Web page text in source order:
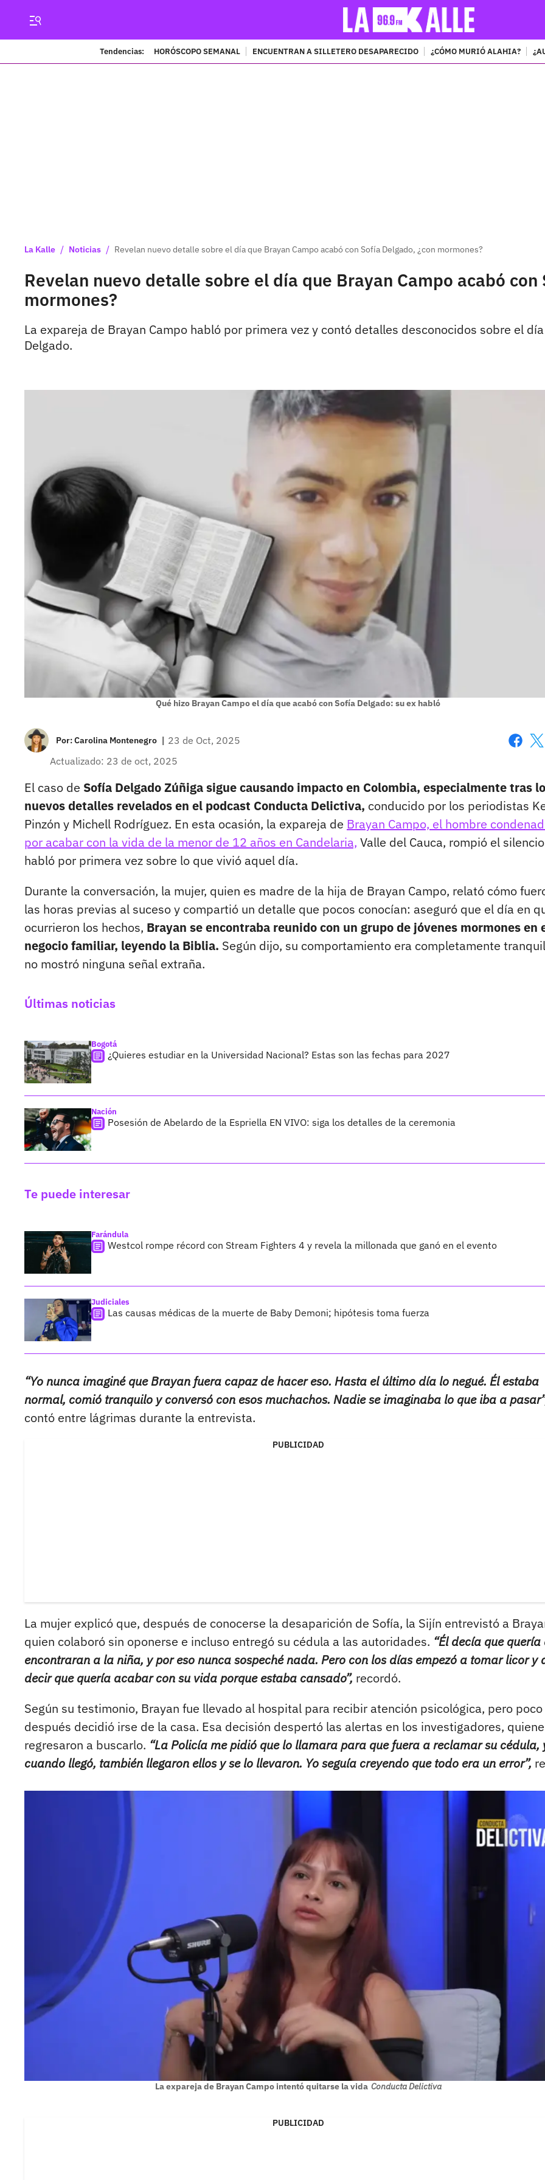
Tendencias: HORÓSCOPO SEMANAL ENCUENTRAN A SILLETERO DESAPARECIDO ¿CÓMO MURIÓ ALAHIA?
La Kalle / Noticias / Revelan nuevo detalle sobre el día que Brayan Campo acabó con Sofía Delgado, ¿con mormones?
Revelan nuevo detalle sobre el día que Brayan Campo acabó con
mormones?
La expareja de Brayan Campo habló por primera vez y contó detalles desconocidos sobre el
Delgado.
Qué hizo Brayan Campo el día que acabó con Sofía Delgado: su ex habló
Por:Carolina Montenegro | 23 de Oct, 2025
Actualizado: 23 de oct, 2025
El caso de Sofía Delgado Zúñiga sigue causando impacto en Colombia, especialmente tras
nuevos detalles revelados en el podcast Conducta Delictiva, conducido por los periodistas
Pinzón y Michell Rodríguez. En esta ocasión, la expareja de Brayan Campo, el hombre
por acabar con la vida de la menor de 12 años en Candelaria, Valle del Cauca, rompió el
habló por primera vez sobre lo que vivió aquel día.
Durante la conversación, la mujer, quien es madre de la hija de Brayan Campo, relató cómo
las horas previas al suceso y compartió un detalle que pocos conocían: aseguró que el día en
ocurrieron los hechos, Brayan se encontraba reunido con un grupo de jóvenes mormones en
negocio familiar, leyendo la Biblia. Según dijo, su comportamiento era completamente
no mostró ninguna señal extraña.
Últimas noticias
Bogotá
¿Quieres estudiar en la Universidad Nacional? Estas son las fechas para 2027
Nación
Posesión de Abelardo de la Espriella EN VIVO: siga los detalles de la ceremonia
Te puede interesar
Farándula
Westcol rompe récord con Stream Fighters 4 y revela la millonada que ganó en el evento
Judiciales
Las causas médicas de la muerte de Baby Demoni; hipótesis toma fuerza
“Yo nunca imaginé que Brayan fuera capaz de hacer eso. Hasta el último día lo negué. Él estaba
normal, comió tranquilo y conversó con esos muchachos. Nadie se imaginaba lo que iba a
contó entre lágrimas durante la entrevista.
PUBLICIDAD
La mujer explicó que, después de conocerse la desaparición de Sofía, la Sijín entrevistó a
quien colaboró sin oponerse e incluso entregó su cédula a las autoridades. “Él decía que quería
encontraran a la niña, y por eso nunca sospeché nada. Pero con los días empezó a tomar licor y
decir que quería acabar con su vida porque estaba cansado”, recordó.
Según su testimonio, Brayan fue llevado al hospital para recibir atención psicológica, pero poco
después decidió irse de la casa. Esa decisión despertó las alertas en los investigadores,
regresaron a buscarlo. “La Policía me pidió que lo llamara para que fuera a reclamar su cédula,
cuando llegó, también llegaron ellos y se lo llevaron. Yo seguía creyendo que todo era un error”,
La expareja de Brayan Campo intentó quitarse la vida Conducta Delictiva
PUBLICIDAD